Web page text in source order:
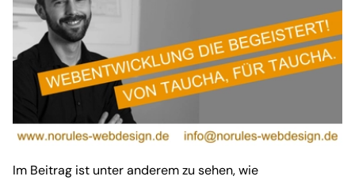
Im Beitrag ist unter anderem zu sehen, wie